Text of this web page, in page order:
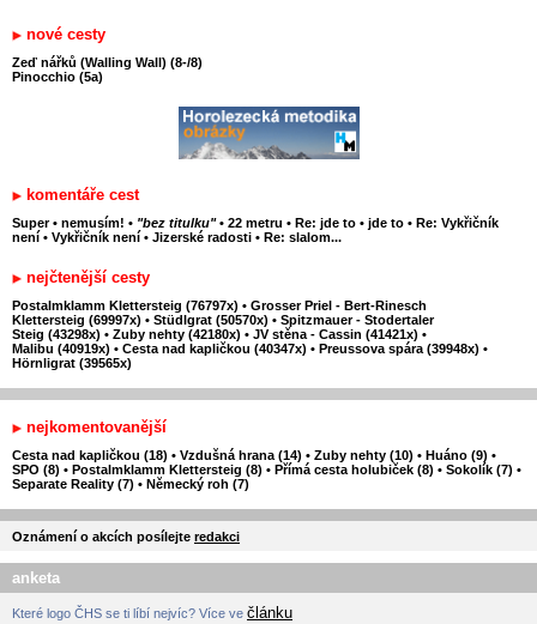
nové cesty
Zeď nářků (Walling Wall) (8-/8)
Pinocchio (5a)
komentáře cest
Super • nemusím! • "bez titulku" • 22 metru • Re: jde to • jde to • Re: Vykřičník
není • Vykřičník není • Jizerské radosti • Re: slalom...
nejčtenější cesty
Postalmklamm Klettersteig (76797x) • Grosser Priel - Bert-Rinesch
Klettersteig (69997x) • Stüdlgrat (50570x) • Spitzmauer - Stodertaler
Steig (43298x) • Zuby nehty (42180x) • JV stěna - Cassin (41421x) •
Malibu (40919x) • Cesta nad kapličkou (40347x) • Preussova spára (39948x) •
Hörnligrat (39565x)
nejkomentovanější
Cesta nad kapličkou (18) • Vzdušná hrana (14) • Zuby nehty (10) • Huáno (9) •
SPO (8) • Postalmklamm Klettersteig (8) • Přímá cesta holubiček (8) • Sokolík (7) •
Separate Reality (7) • Německý roh (7)
Oznámení o akcích posílejte redakci
anketa
Které logo ČHS se ti líbí nejvíc? Více ve článku